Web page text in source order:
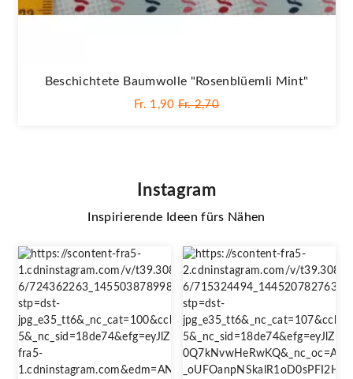
Beschichtete Baumwolle "Rosenblüemli Mint"
Fr. 1,90 Fr. 2,70
Instagram
Inspirierende Ideen fürs Nähen